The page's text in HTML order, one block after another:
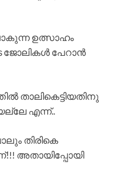
ഉത്സാഹം
ജോലികൾ പേറാൻ
താലികെട്ടിയതിനു
എന്ന്..
തിരികെ
അതായിപ്പോയി